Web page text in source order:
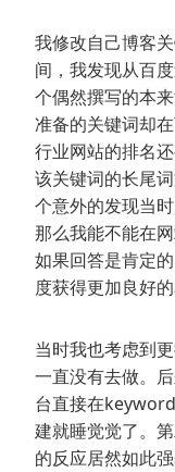
我修改自己博客
间，我发现从百
个偶然撰写的本
准备的关键词却
行业网站的排名
该关键词的长尾
个意外的发现当
那么我能不能在
如果回答是肯定
度获得更加良好的
当时我也考虑到
一直没有去做。
台直接在
建就睡觉觉了。
的反应居然如此